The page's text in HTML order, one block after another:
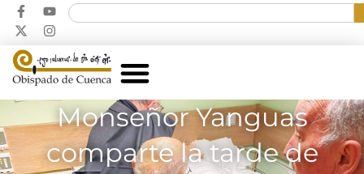
Monseñor Yanguas
comparte la tarde de